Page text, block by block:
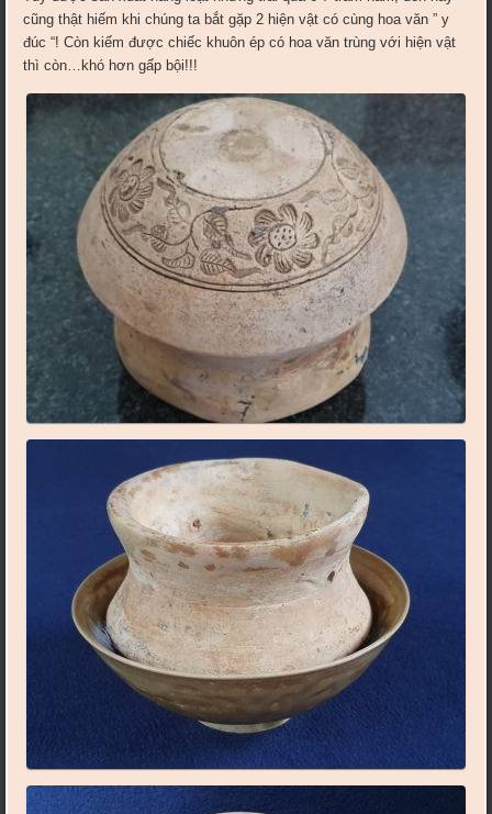
cũng thật hiếm khi chúng ta bắt gặp 2 hiện vật có cùng hoa văn ” y
đúc “! Còn kiếm được chiếc khuôn ép có hoa văn trùng với hiện vật
thì còn…khó hơn gấp bội!!!